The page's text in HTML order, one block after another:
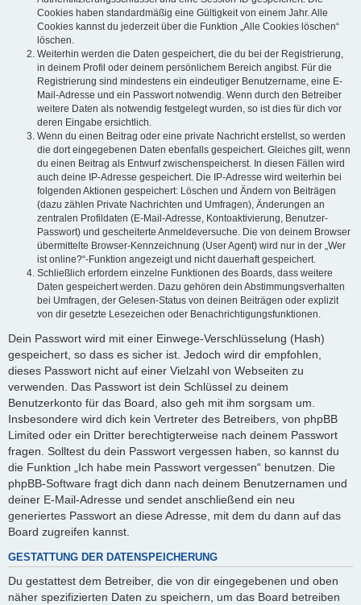
Cookies haben standardmäßig eine Gültigkeit von einem Jahr. Alle
Cookies kannst du jederzeit über die Funktion „Alle Cookies löschen“
löschen.
Weiterhin werden die Daten gespeichert, die du bei der Registrierung,
in deinem Profil oder deinem persönlichem Bereich angibst. Für die
Registrierung sind mindestens ein eindeutiger Benutzername, eine E-
Mail-Adresse und ein Passwort notwendig. Wenn durch den Betreiber
weitere Daten als notwendig festgelegt wurden, so ist dies für dich vor
deren Eingabe ersichtlich.
Wenn du einen Beitrag oder eine private Nachricht erstellst, so werden
die dort eingegebenen Daten ebenfalls gespeichert. Gleiches gilt, wenn
du einen Beitrag als Entwurf zwischenspeicherst. In diesen Fällen wird
auch deine IP-Adresse gespeichert. Die IP-Adresse wird weiterhin bei
folgenden Aktionen gespeichert: Löschen und Ändern von Beiträgen
(dazu zählen Private Nachrichten und Umfragen), Änderungen an
zentralen Profildaten (E-Mail-Adresse, Kontoaktivierung, Benutzer-
Passwort) und gescheiterte Anmeldeversuche. Die von deinem Browser
übermittelte Browser-Kennzeichnung (User Agent) wird nur in der „Wer
ist online?“-Funktion angezeigt und nicht dauerhaft gespeichert.
Schließlich erfordern einzelne Funktionen des Boards, dass weitere
Daten gespeichert werden. Dazu gehören dein Abstimmungsverhalten
bei Umfragen, der Gelesen-Status von deinen Beiträgen oder explizit
von dir gesetzte Lesezeichen oder Benachrichtigungsfunktionen.
Dein Passwort wird mit einer Einwege-Verschlüsselung (Hash)
gespeichert, so dass es sicher ist. Jedoch wird dir empfohlen,
dieses Passwort nicht auf einer Vielzahl von Webseiten zu
verwenden. Das Passwort ist dein Schlüssel zu deinem
Benutzerkonto für das Board, also geh mit ihm sorgsam um.
Insbesondere wird dich kein Vertreter des Betreibers, von phpBB
Limited oder ein Dritter berechtigterweise nach deinem Passwort
fragen. Solltest du dein Passwort vergessen haben, so kannst du
die Funktion „Ich habe mein Passwort vergessen“ benutzen. Die
phpBB-Software fragt dich dann nach deinem Benutzernamen und
deiner E-Mail-Adresse und sendet anschließend ein neu
generiertes Passwort an diese Adresse, mit dem du dann auf das
Board zugreifen kannst.
GESTATTUNG DER DATENSPEICHERUNG
Du gestattest dem Betreiber, die von dir eingegebenen und oben
näher spezifizierten Daten zu speichern, um das Board betreiben